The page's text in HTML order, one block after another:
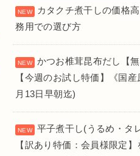
カタクチ煮干しの価格
務用での選び方
かつお椎茸昆布だし【
【今週のお試し特価】《国
月13日早朝迄)
平子煮干し(うるめ・タ
【訳あり特価：会員様限定